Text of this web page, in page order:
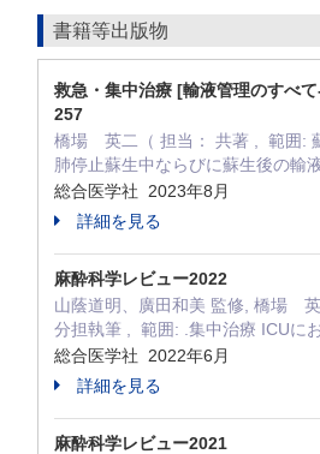
書籍等出版物
救急・集中治療 [輸液管理のすべ
257
橋場 英二（ 担当： 共著 , 範囲:
肺停止蘇生中ならびに蘇生後の輸液
総合医学社 2023年8月
詳細を見る
麻酔科学レビュー2022
山蔭道明、廣田和美 監修, 橋場 英
分担執筆 , 範囲: .集中治療 ICUに
総合医学社 2022年6月
詳細を見る
麻酔科学レビュー2021